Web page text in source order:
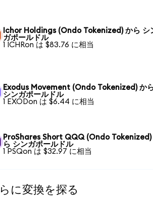
Ichor Holdings (Ondo Tokenized) から シ
ガポールドル
1 ICHRon は $83.76 に相当
Exodus Movement (Ondo Tokenized) か
シンガポールドル
1 EXODon は $6.44 に相当
ProShares Short QQQ (Ondo Tokenized)
ら シンガポールドル
1 PSQon は $32.97 に相当
に変換を探る